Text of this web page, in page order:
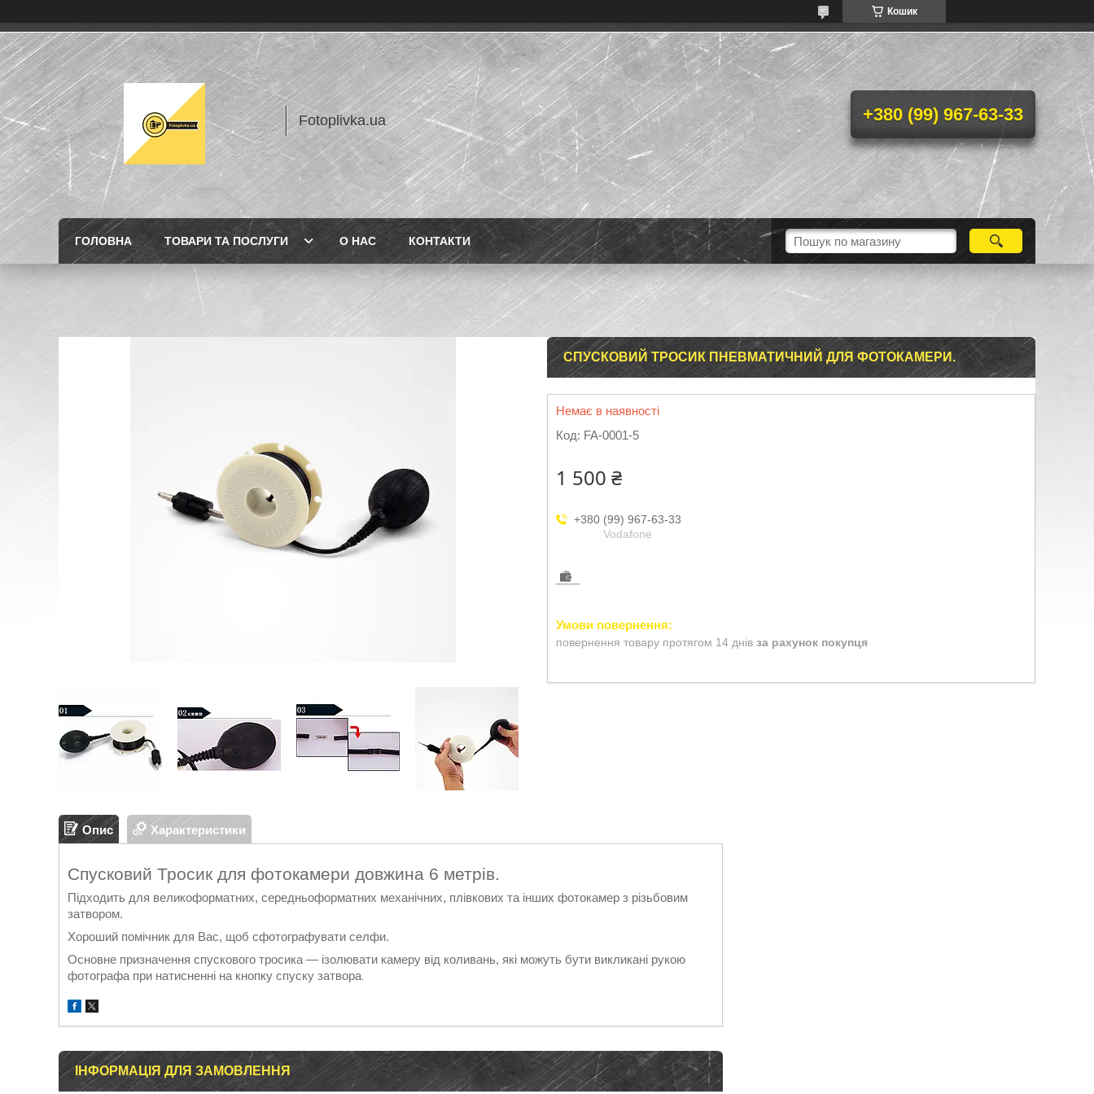
Кошик
Fotoplivka.ua +380 (99) 967-63-33
ГОЛОВНА ТОВАРИ ТА ПОСЛУГИ О НАС КОНТАКТИ
СПУСКОВИЙ ТРОСИК ПНЕВМАТИЧНИЙ ДЛЯ ФОТОКАМЕРИ.
Немає в наявності
Код: FA-0001-5
1 500 ₴
+380 (99) 967-63-33
Vodafone
повернення товару протягом 14 днів за рахунок покупця
Опис Характеристики
Спусковий Тросик для фотокамери довжина 6 метрів.
Підходить для великоформатних, середньоформатних механічних, плівкових та інших фотокамер з різьбовим
затвором.
Хороший помічник для Вас, щоб сфотографувати селфи.
Основне призначення спускового тросика — ізолювати камеру від коливань, які можуть бути викликані рукою
фотографа при натисненні на кнопку спуску затвора
ІНФОРМАЦІЯ ДЛЯ ЗАМОВЛЕННЯ